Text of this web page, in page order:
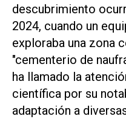
descubrimiento
2024, cuando un
exploraba una zona
"cementerio de
ha llamado la
científica por su
adaptación a